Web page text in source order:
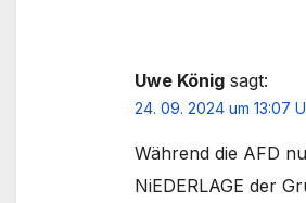
Uwe König sagt:
24. 09. 2024 um 13:07
Während die AFD
NiEDERLAGE der